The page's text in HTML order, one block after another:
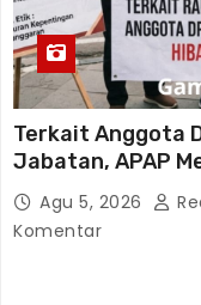
Terkait Anggota
Jabatan, APAP
Dan Memeriksa
Agu 5, 2026
Komentar